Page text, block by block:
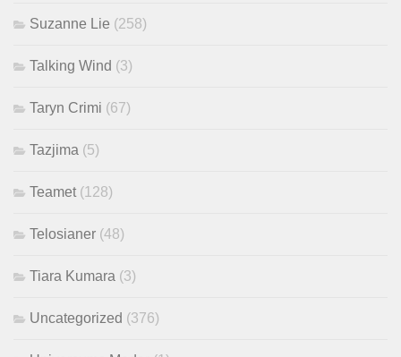
Suzanne Lie (258)
Talking Wind (3)
Taryn Crimi (67)
Tazjima (5)
Teamet (128)
Telosianer (48)
Tiara Kumara (3)
Uncategorized (376)